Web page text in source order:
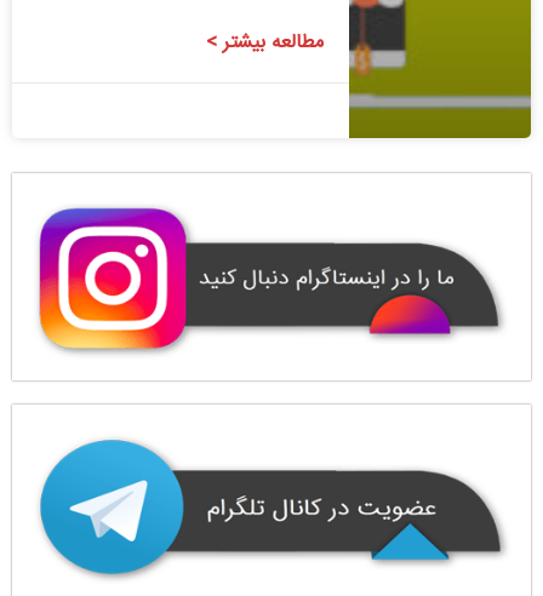
مطالعه بیشتر >
1400/08/06 1 دیدگاه